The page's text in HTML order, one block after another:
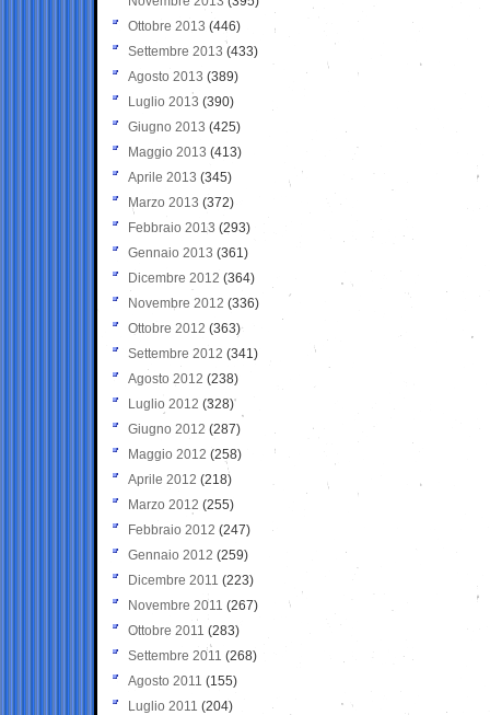
Ottobre 2013 (446)
Settembre 2013 (433)
Agosto 2013 (389)
Luglio 2013 (390)
Giugno 2013 (425)
Maggio 2013 (413)
Aprile 2013 (345)
Marzo 2013 (372)
Febbraio 2013 (293)
Gennaio 2013 (361)
Dicembre 2012 (364)
Novembre 2012 (336)
Ottobre 2012 (363)
Settembre 2012 (341)
Agosto 2012 (238)
Luglio 2012 (328)
Giugno 2012 (287)
Maggio 2012 (258)
Aprile 2012 (218)
Marzo 2012 (255)
Febbraio 2012 (247)
Gennaio 2012 (259)
Dicembre 2011 (223)
Novembre 2011 (267)
Ottobre 2011 (283)
Settembre 2011 (268)
Agosto 2011 (155)
Luglio 2011 (204)